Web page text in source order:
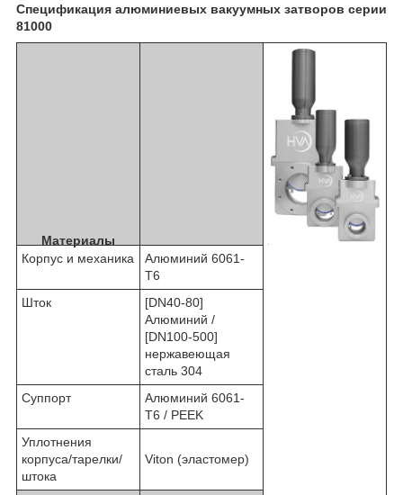
Спецификация алюминиевых вакуумных затворов серии
81000
Материалы
Корпус и механика
Алюминий 6061-
T6
Шток
[DN40-80]
Алюминий /
[DN100-500]
нержавеющая
сталь 304
Суппорт
Алюминий 6061-
T6 / PEEK
Уплотнения
корпуса/тарелки/
штока
Viton (эластомер)